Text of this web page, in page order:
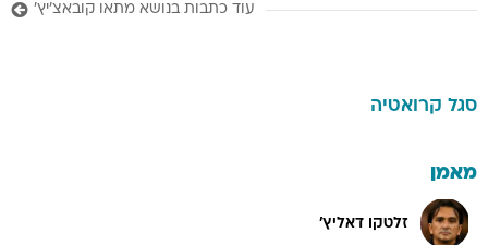
עוד כתבות בנושא מתאו קובאצ'יץ'
סגל קרואטיה
מאמן
זלטקו דאליץ'